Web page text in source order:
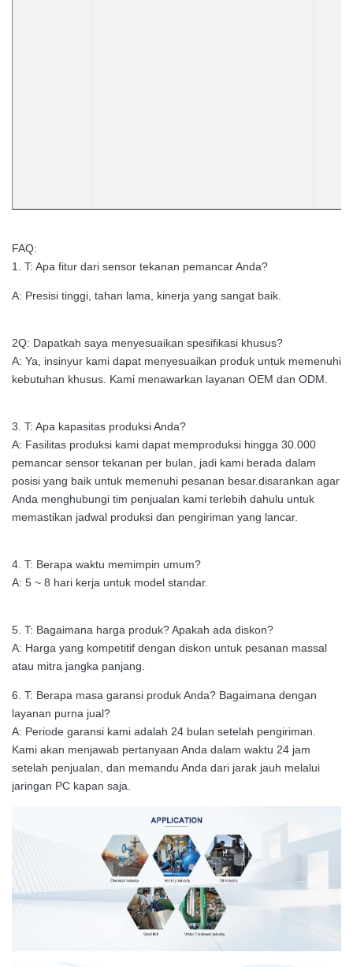
FAQ:
1. T: Apa fitur dari sensor tekanan pemancar Anda?
A: Presisi tinggi, tahan lama, kinerja yang sangat baik.
2Q: Dapatkah saya menyesuaikan spesifikasi khusus?
A: Ya, insinyur kami dapat menyesuaikan produk untuk memenuhi
kebutuhan khusus. Kami menawarkan layanan OEM dan ODM.
3. T: Apa kapasitas produksi Anda?
A: Fasilitas produksi kami dapat memproduksi hingga 30.000
pemancar sensor tekanan per bulan, jadi kami berada dalam
posisi yang baik untuk memenuhi pesanan besar.disarankan agar
Anda menghubungi tim penjualan kami terlebih dahulu untuk
memastikan jadwal produksi dan pengiriman yang lancar.
4. T: Berapa waktu memimpin umum?
A: 5 ~ 8 hari kerja untuk model standar.
5. T: Bagaimana harga produk? Apakah ada diskon?
A: Harga yang kompetitif dengan diskon untuk pesanan massal
atau mitra jangka panjang.
6. T: Berapa masa garansi produk Anda? Bagaimana dengan
layanan purna jual?
A: Periode garansi kami adalah 24 bulan setelah pengiriman.
Kami akan menjawab pertanyaan Anda dalam waktu 24 jam
setelah penjualan, dan memandu Anda dari jarak jauh melalui
jaringan PC kapan saja.